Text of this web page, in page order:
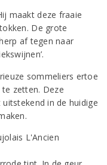
maakt deze fraaie
De grote
af tegen naar
sommeliers ertoe
zetten. Deze
in de huidige